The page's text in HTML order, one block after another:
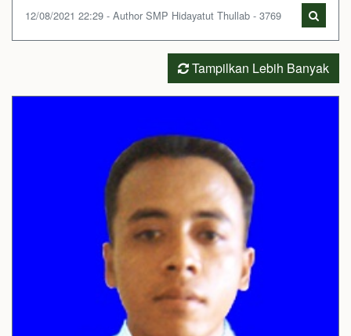
12/08/2021 22:29 - Author SMP Hidayatut Thullab - 3769
Tampilkan Lebih Banyak